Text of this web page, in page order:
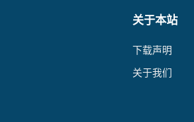
关于本站
下载声明
关于我们